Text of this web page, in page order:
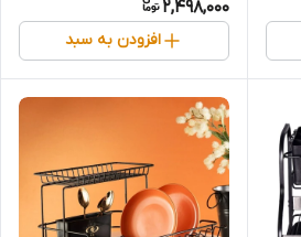
2,498,000
افزودن به سبد